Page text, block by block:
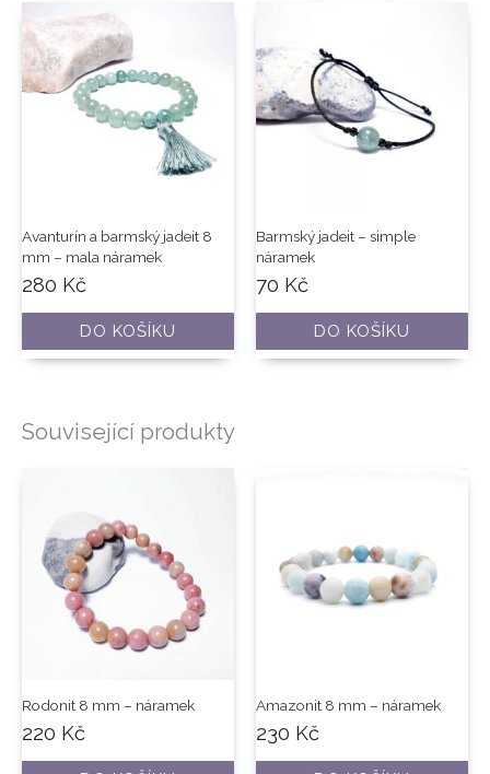
Avanturín a barmský jadeit 8
mm – mala náramek
280 Kč
DO KOŠÍKU
Barmský jadeit – simple
náramek
70 Kč
DO KOŠÍKU
Související produkty
Rodonit 8 mm – náramek
220 Kč
Amazonit 8 mm – náramek
230 Kč